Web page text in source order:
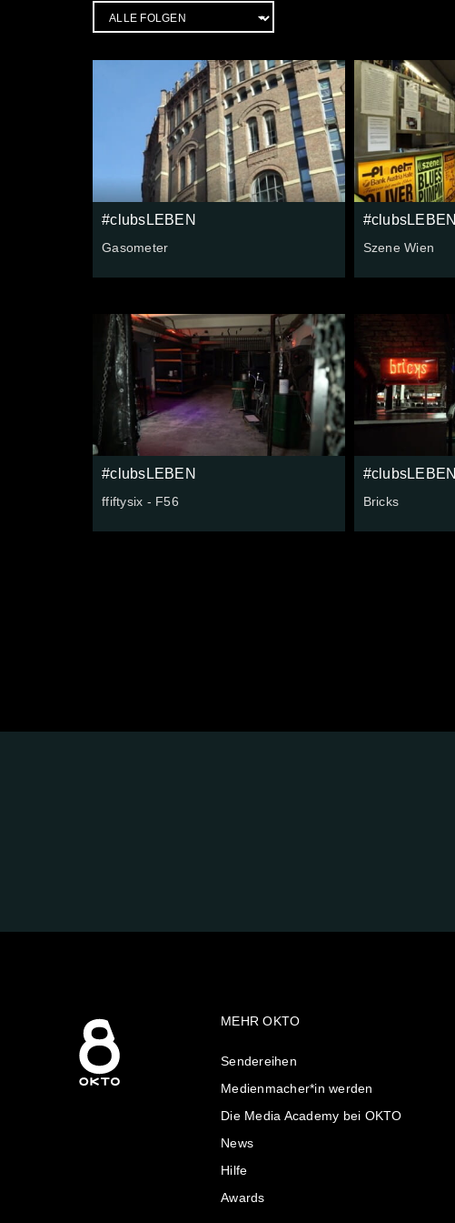
#clubsLEBEN
Gasometer
#clubsLEBEN
Szene Wien
#clubsLEBEN
ffiftysix - F56
#clubsLEBEN
Bricks
MEHR OKTO
Sendereihen
Medienmacher*in werden
Die Media Academy bei OKTO
News
Hilfe
Awards